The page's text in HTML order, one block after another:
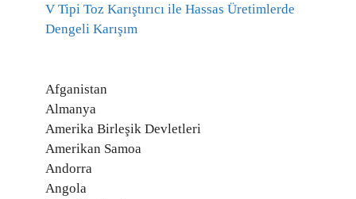
V Tipi Toz Karıştırıcı ile Hassas Üretimlerde
Dengeli Karışım
Afganistan
Almanya
Amerika Birleşik Devletleri
Amerikan Samoa
Andorra
Angola